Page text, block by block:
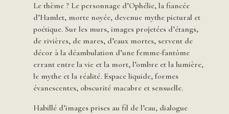
Le thème ? Le personnage d’Ophélie, la fiancée
d’Hamlet, morte noyée, devenue mythe pictural et
poétique. Sur les murs, images projetées d’étangs,
de rivières, de mares, d’eaux mortes, servent de
décor à la déambulation d’une femme-fantôme
errant entre la vie et la mort, l’ombre et la lumière,
le mythe et la réalité. Espace liquide, formes
évanescentes, obscurité macabre et sensuelle.
Habillé d’images prises au fil de l’eau, dialogue